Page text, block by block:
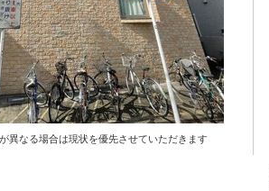
異なる場合は現状を優先させていただきます